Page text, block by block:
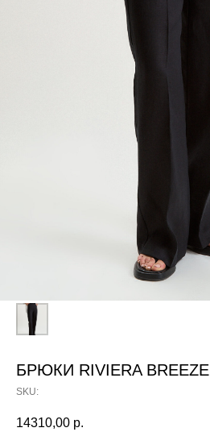
БРЮКИ RIVIERA BREEZE
SKU:
14310,00 р.